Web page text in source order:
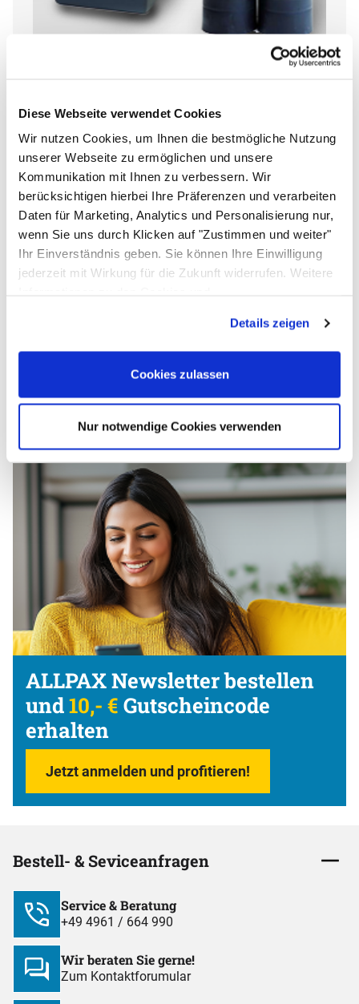
Diese Webseite verwendet Cookies
Wir nutzen Cookies, um Ihnen die bestmögliche Nutzung
unserer Webseite zu ermöglichen und unsere
Kommunikation mit Ihnen zu verbessern. Wir
berücksichtigen hierbei Ihre Präferenzen und verarbeiten
Daten für Marketing, Analytics und Personalisierung nur,
wenn Sie uns durch Klicken auf "Zustimmen und weiter"
Ihr Einverständnis geben. Sie können Ihre Einwilligung
jederzeit mit Wirkung für die Zukunft widerrufen. Weitere
Details zeigen
Cookies zulassen
Nur notwendige Cookies verwenden
ALLPAX Newsletter bestellen
und10,- € Gutscheincode
erhalten
Jetzt anmelden und profitieren!
Bestell- & Seviceanfragen
Service & Beratung
+49 4961 / 664 990
Wir beraten Sie gerne!
Zum Kontaktforumular